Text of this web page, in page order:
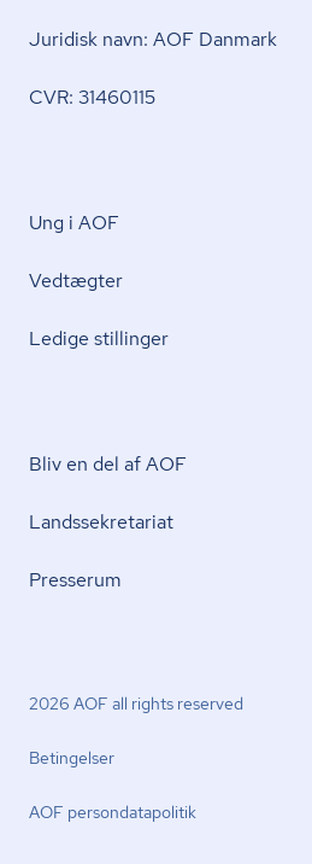
Juridisk navn: AOF Danmark
CVR: 31460115
Ung i AOF
Vedtægter
Ledige stillinger
Bliv en del af AOF
Lands­se­kre­ta­ri­at
Presserum
2026 AOF all rights reserved
Betingelser
AOF per­son­da­ta­po­li­tik